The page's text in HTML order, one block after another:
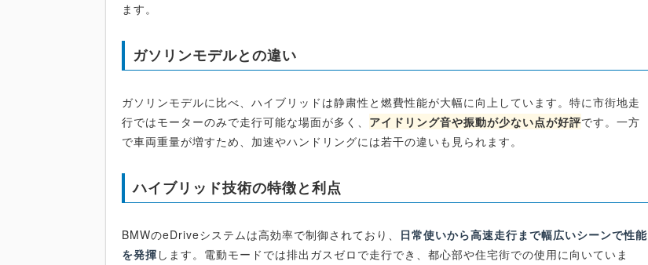
ます。
ガソリンモデルとの違い
ガソリンモデルに比べ、ハイブリッドは静粛性と燃費性能が大幅に向上しています。特に市街地走
行ではモーターのみで走行可能な場面が多く、 アイドリング音や振動が少ない点が好評です。一方
で車両重量が増すため、加速やハンドリングには若干の違いも見られます。
ハイブリッド技術の特徴と利点
BMWのeDriveシステムは高効率で制御されており、 日常使いから高速走行まで幅広いシーンで性能
を発揮 します。電動モードでは排出ガスゼロで走行でき、都心部や住宅街での使用に向いていま